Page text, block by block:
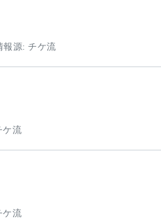
報源: チケ流
ケ流
ケ流